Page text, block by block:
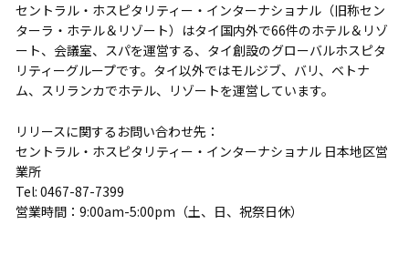
セントラル・ホスピタリティー・インターナショナル（旧称セン
ターラ・ホテル＆リゾート）はタイ国内外で66件のホテル＆リゾ
ート、会議室、スパを運営する、タイ創設のグローバルホスピタ
リティーグループです。タイ以外ではモルジブ、バリ、ベトナ
ム、スリランカでホテル、リゾートを運営しています。
リリースに関するお問い合わせ先：
セントラル・ホスピタリティー・インターナショナル 日本地区営
業所
Tel: 0467-87-7399
営業時間：9:00am-5:00pm（土、日、祝祭日休）